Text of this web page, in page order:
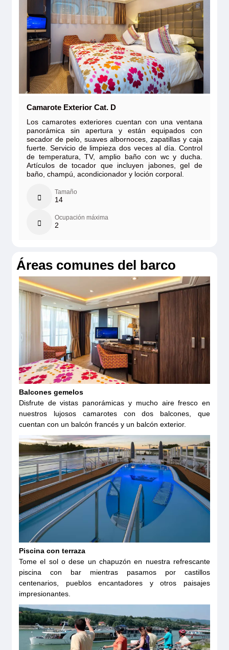
Camarote Exterior Cat. D
Los camarotes exteriores cuentan con una ventana
panorámica sin apertura y están equipados con
secador de pelo, suaves albornoces, zapatillas y caja
fuerte. Servicio de limpieza dos veces al día. Control
de temperatura, TV, amplio baño con wc y ducha.
Artículos de tocador que incluyen jabones, gel de
baño, champú, acondicionador y loción corporal.
Tamaño
14
Ocupación máxima
2
Áreas comunes del barco
Balcones gemelos
Disfrute de vistas panorámicas y mucho aire fresco en
nuestros lujosos camarotes con dos balcones, que
cuentan con un balcón francés y un balcón exterior.
Piscina con terraza
Tome el sol o dese un chapuzón en nuestra refrescante
piscina con bar mientras pasamos por castillos
centenarios, pueblos encantadores y otros paisajes
impresionantes.